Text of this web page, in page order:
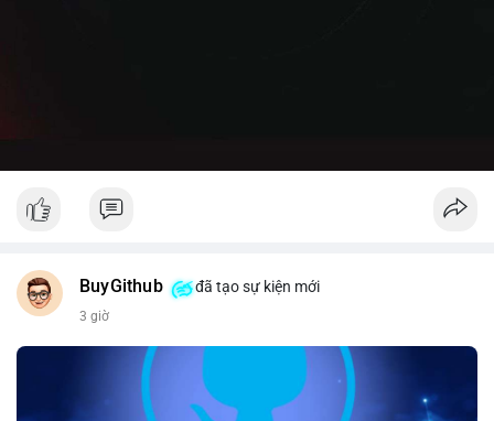
BuyGithub đã tạo sự kiện mới
3 giờ